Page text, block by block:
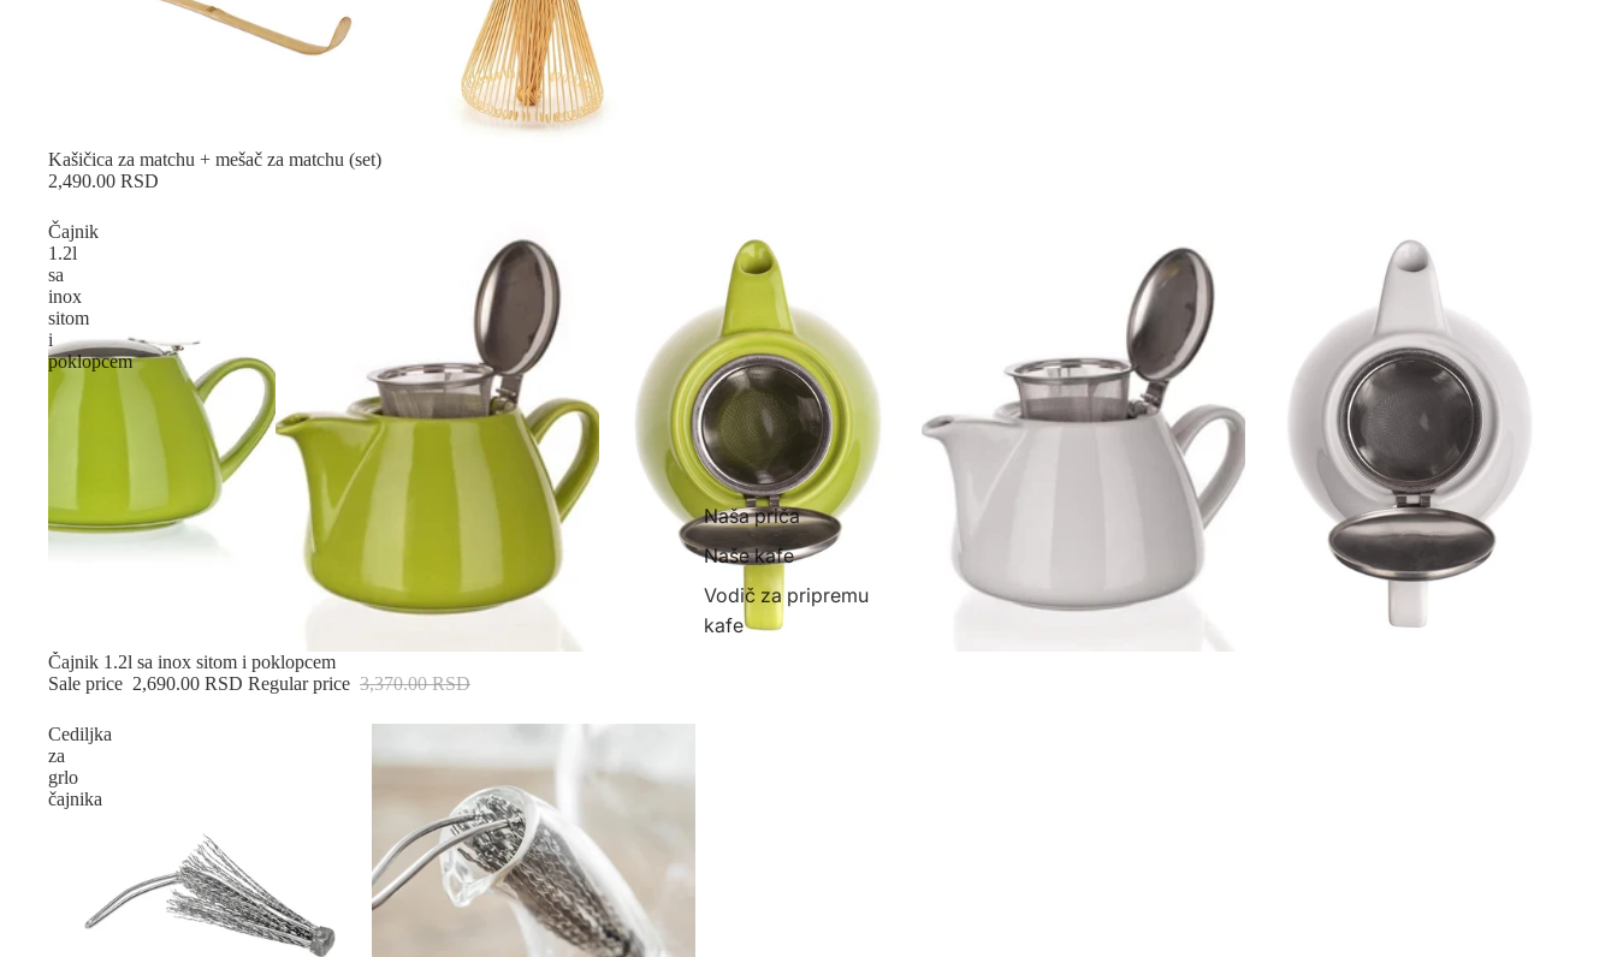
Naša priča
Naše kafe
Vodič za pripremu
kafe
Sold out
Kašičica za matchu + mešač za matchu (set)
2,490.00 RSD
Čajnik
1.2l
sa
inox
sitom
i
poklopcem
Sold out
Čajnik 1.2l sa inox sitom i poklopcem
Sale price 2,690.00 RSD Regular price 3,370.00 RSD
Cediljka
za
grlo
čajnika